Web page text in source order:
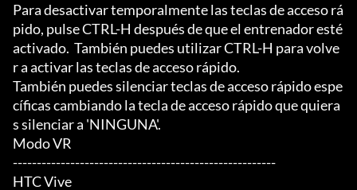
Para desactivar temporalmente las teclas de acceso rá
pido, pulse CTRL-H después de que el entrenador esté
activado.  También puedes utilizar CTRL-H para volve
r a activar las teclas de acceso rápido.
También puedes silenciar teclas de acceso rápido espe
cíficas cambiando la tecla de acceso rápido que quiera
s silenciar a 'NINGUNA'.
Modo VR
-------------------------------------------------------
HTC Vive